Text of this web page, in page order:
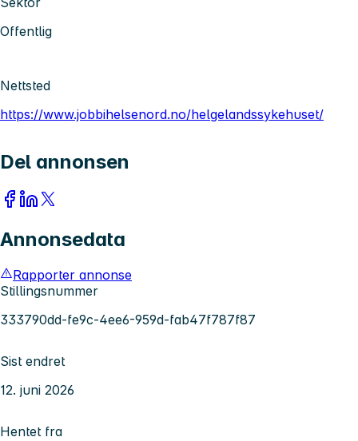
Offentlig
Nettsted
https://www.jobbihelsenord.no/helgelandssykehuset/
Del annonsen
Annonsedata
Rapporter annonse
Stillingsnummer
333790dd-fe9c-4ee6-959d-fab47f787f87
Sist endret
12. juni 2026
Hentet fra